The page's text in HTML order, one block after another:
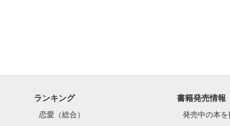
ランキング
恋愛（総合）
書籍発売情報
発売中の本を